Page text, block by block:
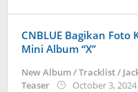
CNBLUE Bagikan
Mini Album “X”
New Album / Tracklist /
Teaser
October 3, 2024